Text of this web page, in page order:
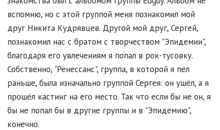
вспомню, но с этой группой меня познакомил мой
друг Никита Кудрявцев. Другой мой друг, Сергей,
познакомил нас с братом с творчеством "Эпидемии",
благодаря его увлечениям я попал в рок-тусовку.
Собственно, "Ренессанс", группа, в которой я пел
раньше, была изначально группой Сергея: он ушёл, а я
прошёл кастинг на его место. Так что если бы не он, я
бы не попал бы в другие группы и в "Эпидемию",
конечно.